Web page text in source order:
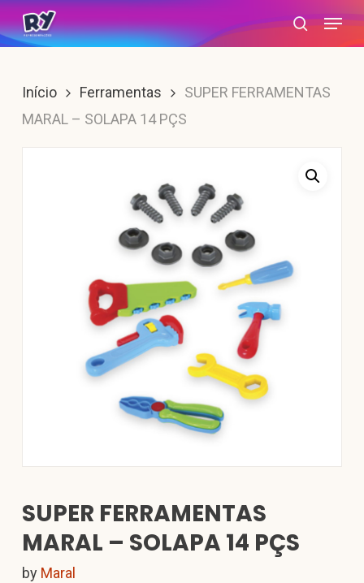
Skip
to
content
search
Menu
Início Ferramentas
SUPER FERRAMENTAS
MARAL – SOLAPA 14 PÇS
SUPER FERRAMENTAS
MARAL – SOLAPA 14 PÇS
by Maral